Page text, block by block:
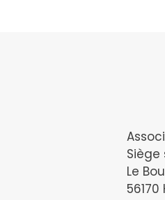
Siège
Le
56170